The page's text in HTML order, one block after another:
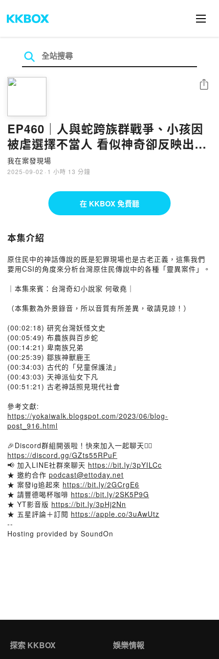
EP460｜人與蛇跨族群戰爭、小孩因
被虐選擇不當人 看似神奇卻反映出現
代社會議題｜鬼月特輯！台灣原住民
神話傳說
我在案發現場
2025-09-02 · 1 小時 13 分鐘
分享
在 KKBOX 免費聽
本集介紹
原住民中的神話傳說的既是犯罪現場也是古老正義，這集我們
要用CSI的角度來分析台灣原住民傳說中的各種「靈異案件」。
｜本集來賓：台灣奇幻小說家 何敬堯｜
（本集數為外景錄音，所以音質有所差異，敬請見諒！）
(00:02:18) 研究台灣妖怪文史
(00:05:49) 布農族與百步蛇
(00:14:21) 卑南族兄弟
(00:25:39) 鄒族神獸鹿王
(00:34:03) 古代的「兒童保護法」
(00:43:03) 天神派仙女下凡
(00:51:21) 古老神話照見現代社會
參考文獻:
https://yokaiwalk.blogspot.com/2023/06/blog-
post_916.html
🎉Discord群組開張啦！快來加入一起聊天👉🏻
https://discord.gg/GZts55RPuF
📢 加入LINE社群來聊天 https://bit.ly/3pYILCc
★ 邀約合作 podcast@ettoday.net
★ 案發ig追起來 https://bit.ly/2GCrgE6
★ 請豐德喝杯咖啡 https://bit.ly/2SK5P9G
★ YT影音版 https://bit.ly/3pHj2Nn
★ 五星評論＋訂閱 https://apple.co/3uAwUtz
--
Hosting provided by SoundOn
探索 KKBOX 娛樂情報